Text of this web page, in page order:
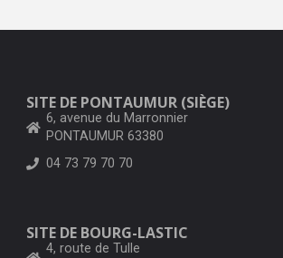
SITE DE PONTAUMUR (SIÈGE)
6, avenue du Marronnier
PONTAUMUR 63380
04 73 79 70 70
SITE DE BOURG-LASTIC
4, route de Tulle